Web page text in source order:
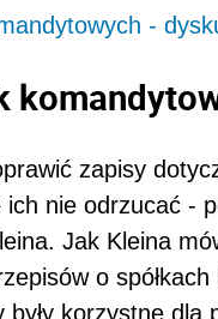
-
zapisy
nie odrzucać -
Jak Kleina
o
były korzystne dla